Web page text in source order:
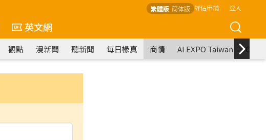
繁體版 简体版 評估申請 登入
英文網
觀點 漫新聞 聽新聞 每日椽真 商情 AI EXPO Taiwan